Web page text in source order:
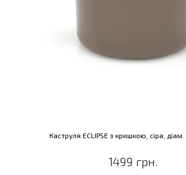
Каструля ECLIPSE з кришкою, сіра,
1499 грн.